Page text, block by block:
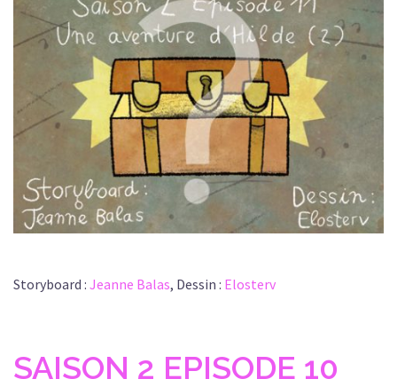
Storyboard : Jeanne Balas, Dessin : Elosterv
SAISON 2 EPISODE 10